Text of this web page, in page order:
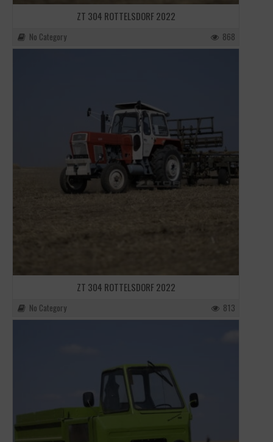
ZT 304 ROTTELSDORF 2022
No Category 868
ZT 304 ROTTELSDORF 2022
No Category 813